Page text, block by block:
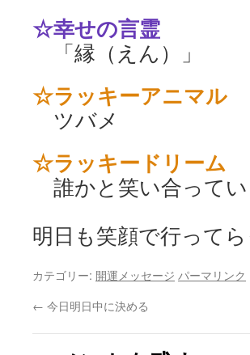
☆幸せの言霊
「縁（えん）」
☆ラッキーアニマル
ツバメ
☆ラッキードリーム
誰かと笑い合って
明日も笑顔で行って
カテゴリー: 開運メッセージ パーマリンク
← 今日明日中に決める